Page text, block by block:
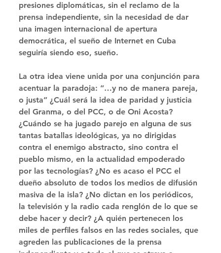
presiones diplomáticas, sin el reclamo de la
prensa independiente, sin la necesidad de dar
una imagen internacional de apertura
democrática, el sueño de Internet en Cuba
seguiría siendo eso, sueño.
La otra idea viene unida por una conjunción para
acentuar la paradoja: “…y no de manera pareja,
o justa” ¿Cuál será la idea de paridad y justicia
del Granma, o del PCC, o de Oni Acosta?
¿Cuándo se ha jugado parejo en alguna de sus
tantas batallas ideológicas, ya no dirigidas
contra el enemigo abstracto, sino contra el
pueblo mismo, en la actualidad empoderado
por las tecnologías? ¿No es acaso el PCC el
dueño absoluto de todos los medios de difusión
masiva de la isla? ¿No dictan en los periódicos,
la televisión y la radio cada renglón de lo que se
debe hacer y decir? ¿A quién pertenecen los
miles de perﬁles falsos en las redes sociales, que
agreden las publicaciones de la prensa